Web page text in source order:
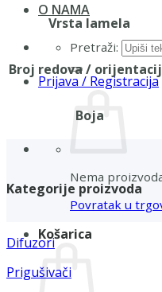
O NAMA
Pretraži:
Prijava / Registracija
Nema
Povratak u
Košarica
Vrsta lamela
Broj redova /
Boja
Kategorije proizvoda
Difuzori
Prigušivači